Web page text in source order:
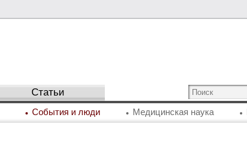
Статьи
События и люди Медицинская наука